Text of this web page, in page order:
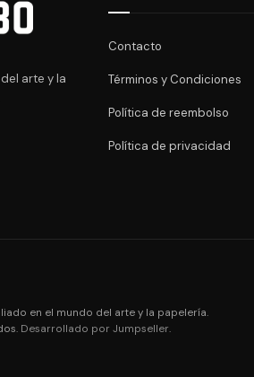
arte y la
Contacto
Términos y Condiciones
Política de reembolso
Política de privacidad
en el mundo del arte y la papelería.
Desarrollado por Jumpseller.